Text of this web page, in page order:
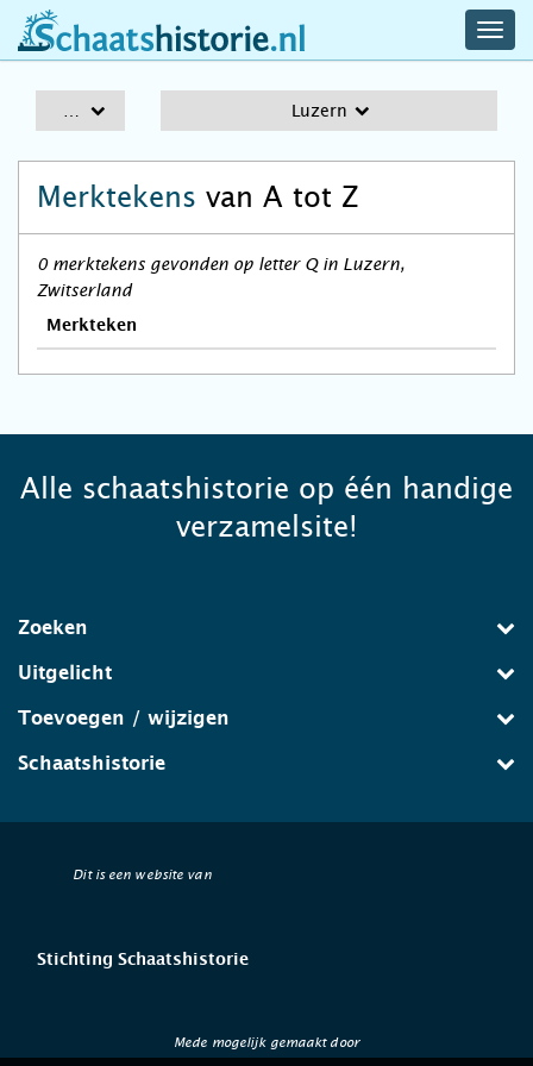
schaatshistorie.nl
Luzern
Merktekens van A tot Z
0 merktekens gevonden op letter Q in Luzern,
Zwitserland
Merkteken
Alle schaatshistorie op één handige
verzamelsite!
Zoeken
Uitgelicht
Toevoegen / wijzigen
Schaatshistorie
Dit is een website van
Stichting Schaatshistorie
Mede mogelijk gemaakt door